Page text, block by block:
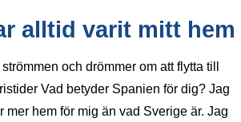
alltid varit mitt hem
och drömmer om att flytta till
Vad betyder Spanien för dig? Jag
mer hem för mig än vad Sverige är. Jag